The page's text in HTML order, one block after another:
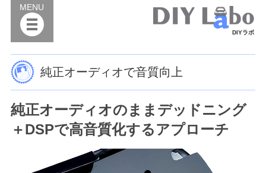
DIYラボ
MENU
純正オーディオで音質向上
純正オーディオのままデッドニング
＋DSPで高音質化するアプローチ